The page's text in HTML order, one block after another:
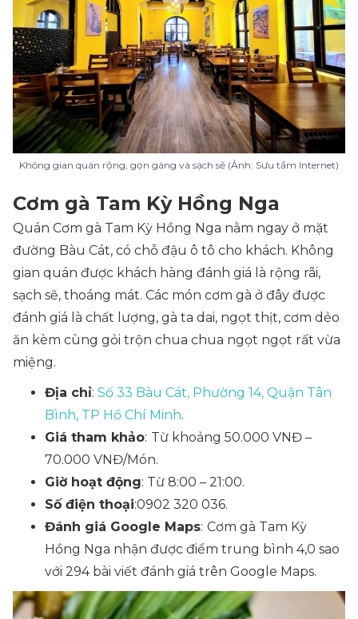
Không gian quán rộng, gọn gàng và sạch sẽ (Ảnh: Sưu tầm Internet)
Cơm gà Tam Kỳ Hồng Nga
Quán Cơm gà Tam Kỳ Hồng Nga nằm ngay ở mặt
đường Bàu Cát, có chỗ đậu ô tô cho khách. Không
gian quán được khách hàng đánh giá là rộng rãi,
sạch sẽ, thoáng mát. Các món cơm gà ở đây được
đánh giá là chất lượng, gà ta dai, ngọt thịt, cơm dẻo
ăn kèm cùng gỏi trộn chua chua ngọt ngọt rất vừa
miệng.
Địa chỉ: Số 33 Bàu Cát, Phường 14, Quận Tân
Bình, TP Hồ Chí Minh.
Giá tham khảo: Từ khoảng 50.000 VNĐ –
70.000 VNĐ/Món.
Giờ hoạt động: Từ 8:00 – 21:00.
Số điện thoại:0902 320 036.
Đánh giá Google Maps: Cơm gà Tam Kỳ
Hồng Nga nhận được điểm trung bình 4,0 sao
với 294 bài viết đánh giá trên Google Maps.